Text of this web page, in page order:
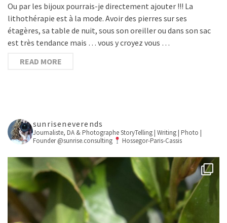
Ou par les bijoux pourrais-je directement ajouter !!! La
lithothérapie est à la mode. Avoir des pierres sur ses
étagères, sa table de nuit, sous son oreiller ou dans son sac
est très tendance mais … vous y croyez vous …
READ MORE
sunriseneverends
Journaliste, DA & PhotographeStoryTelling | Writing | Photo |
Founder @sunrise.consulting
Hossegor-Paris-Cassis